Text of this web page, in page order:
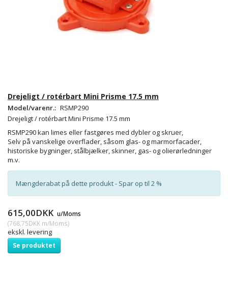
Drejeligt / rotérbart Mini Prisme 17.5 mm
Model/varenr.: RSMP290
Drejeligt / rotérbart Mini Prisme 17.5 mm
RSMP290 kan limes eller fastgøres med dybler og skruer,
Selv på vanskelige overflader, såsom glas- og marmorfacader,
historiske bygninger, stålbjælker, skinner, gas- og olierørledninger
m.v.
Mængderabat på dette produkt - Spar op til 2 %
615,00DKK u/Moms
(768,75DKK m/Moms)
ekskl. levering
Se produktet